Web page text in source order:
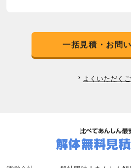
一括見積・お問
よくいただく